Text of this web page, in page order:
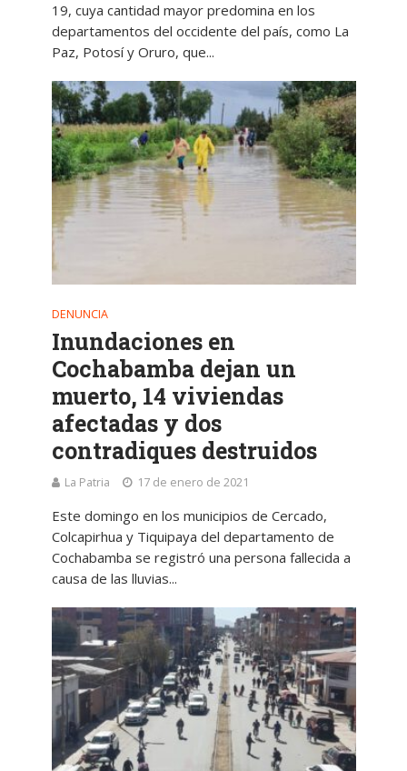
19, cuya cantidad mayor predomina en los
departamentos del occidente del país, como La
Paz, Potosí y Oruro, que...
DENUNCIA
Inundaciones en
Cochabamba dejan un
muerto, 14 viviendas
afectadas y dos
contradiques destruidos
La Patria 17 de enero de 2021
Este domingo en los municipios de Cercado,
Colcapirhua y Tiquipaya del departamento de
Cochabamba se registró una persona fallecida a
causa de las lluvias...